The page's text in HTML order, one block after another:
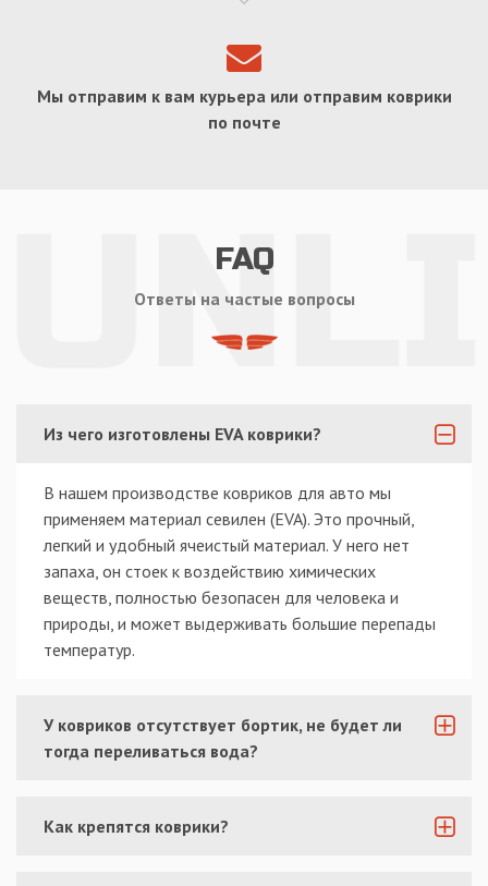
Мы отправим к вам курьера или отправим коврики
по почте
FAQ
Ответы на частые вопросы
Из чего изготовлены EVA коврики?
В нашем производстве ковриков для авто мы
применяем материал севилен (EVA). Это прочный,
легкий и удобный ячеистый материал. У него нет
запаха, он стоек к воздействию химических
веществ, полностью безопасен для человека и
природы, и может выдерживать большие перепады
температур.
У ковриков отсутствует бортик, не будет ли
тогда переливаться вода?
Как крепятся коврики?